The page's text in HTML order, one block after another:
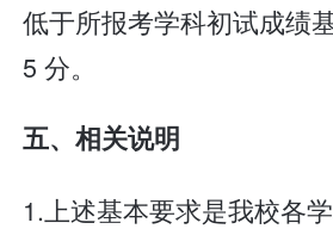
低于所报考学科初试成绩
5 分。
五、相关说明
1.上述基本要求是我校各